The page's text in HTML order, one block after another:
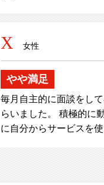
X 女性
やや満足
毎月自主的に面談をし
らいました。 積極的に
に自分からサービスを